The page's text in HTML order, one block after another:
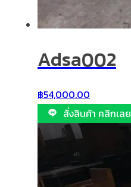
Adsa002
฿54,000.00
สั่งสินค้า คลิกเลย